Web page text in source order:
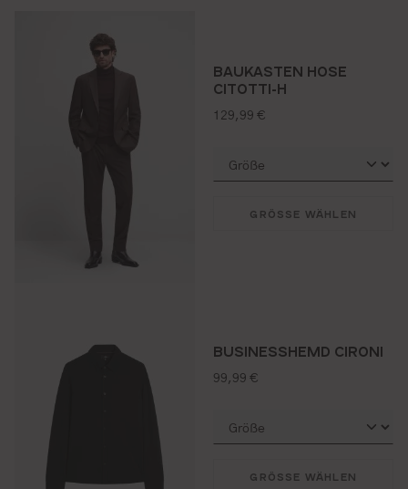
BAUKASTEN HOSE
CITOTTI-H
regulärer preis:
129,99 €
GRÖSSE WÄHLEN
BUSINESSHEMD CIRONI
regulärer preis:
99,99 €
GRÖSSE WÄHLEN